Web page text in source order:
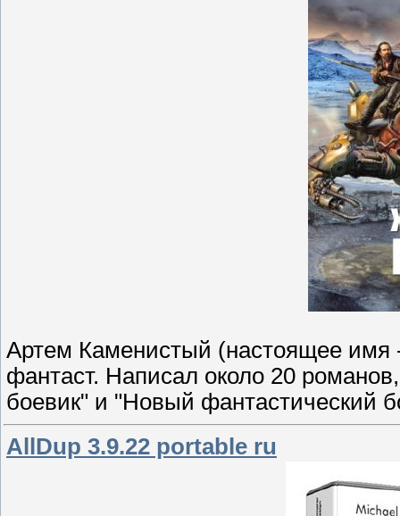
Артем Каменистый (настоящее имя
фантаст. Написал около 20
боевик" и "Новый фантастический
AllDup 3.9.22 portable ru